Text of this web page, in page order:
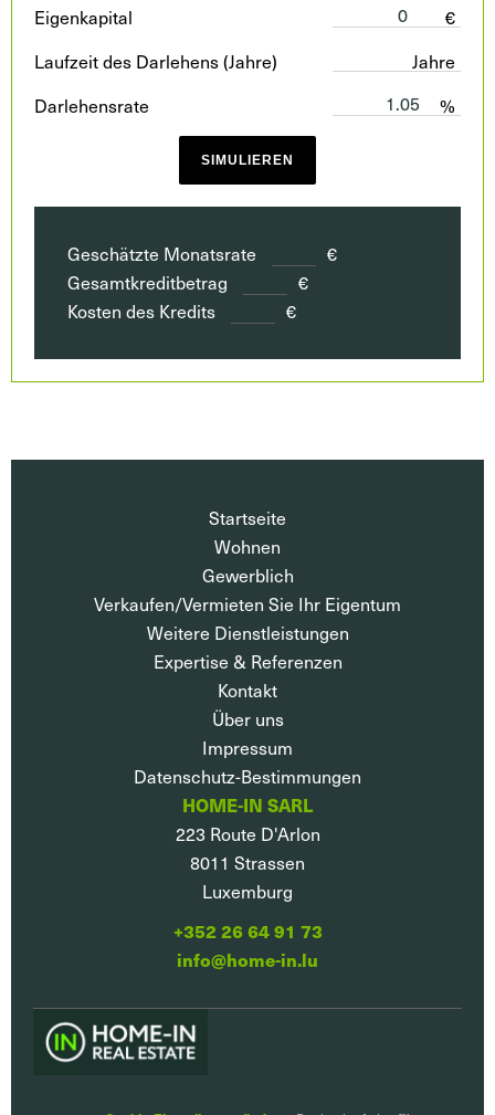
Eigenkapital
€
Laufzeit des Darlehens (Jahre)
Jahre
Darlehensrate
%
SIMULIEREN
Geschätzte Monatsrate
€
Gesamtkreditbetrag
€
Kosten des Kredits
€
Startseite
Wohnen
Gewerblich
Verkaufen/Vermieten Sie Ihr Eigentum
Weitere Dienstleistungen
Expertise & Referenzen
Kontakt
Über uns
Impressum
Datenschutz-Bestimmungen
HOME-IN SARL
223 Route D'Arlon
8011 Strassen
Luxemburg
+352 26 64 91 73
info@home-in.lu